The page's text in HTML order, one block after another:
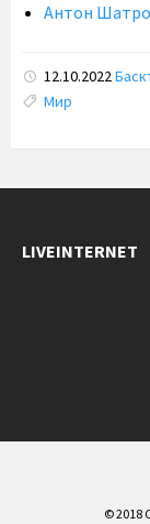
Антон
12.10.2022
Tags:
Мир
LIVEINTERNET
© 2018